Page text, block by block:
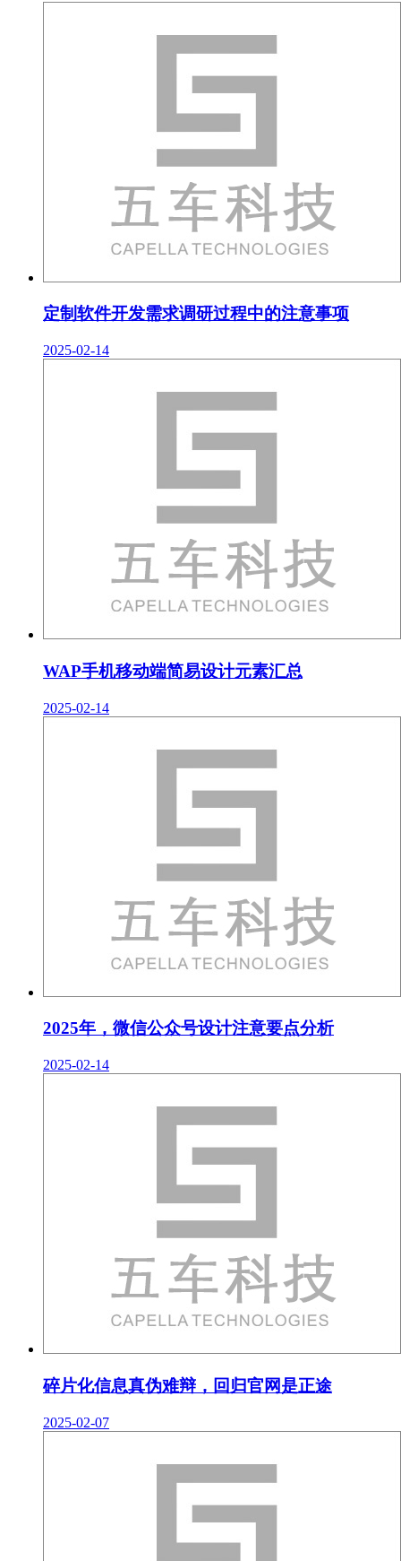
定制软件开发需求调研过程中的注意事项
2025-02-14
WAP手机移动端简易设计元素汇总
2025-02-14
2025年，微信公众号设计注意要点分析
2025-02-14
碎片化信息真伪难辩，回归官网是正途
2025-02-07